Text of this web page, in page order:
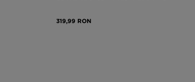
319,99 RON